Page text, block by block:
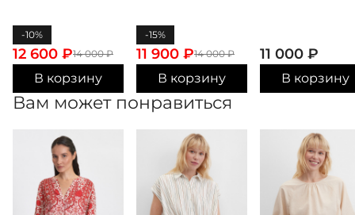
-10%
14 000₽
12 600 ₽
В корзину
-15%
14 000₽
11 900 ₽
В корзину
11 000 ₽
В корзину
Вам может понравиться